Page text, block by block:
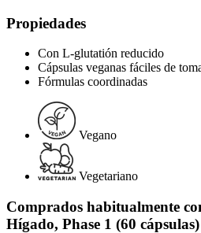
Propiedades
Con L-glutatión reducido
Cápsulas veganas fáciles de
Fórmulas coordinadas
Vegano
Vegetariano
Comprados habitualmente
Hígado, Phase 1 (60 cápsulas)